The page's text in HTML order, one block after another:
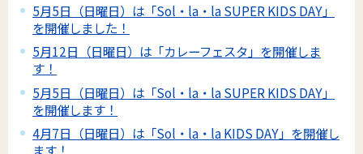
5月5日（日曜日）は「Sol・la・la SUPER KIDS DAY」
を開催しました！
5月12日（日曜日）は「カレーフェスタ」を開催しま
す！
5月5日（日曜日）は「Sol・la・la SUPER KIDS DAY」
を開催します！
4月7日（日曜日）は「Sol・la・la KIDS DAY」を開催し
ます！